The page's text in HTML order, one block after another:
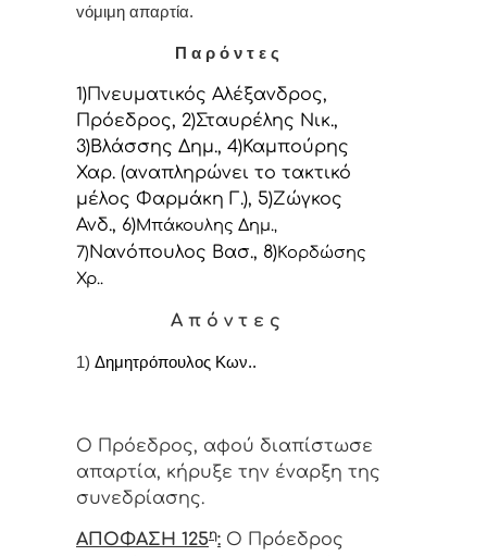
vόμιμη απαρτία.
Π α ρ ό ν τ ε ς
1)Πνευματικός Αλέξανδρος,
Πρόεδρoς, 2)Σταυρέλης Νικ.,
3)Βλάσσης Δημ., 4)Καμπούρης
Χαρ. (αναπληρώνει το τακτικό
μέλος Φαρμάκη Γ.), 5)Ζώγκος
Ανδ., 6)Μπάκουλης Δημ.,
7)Νανόπουλος Βασ., 8)Κορδώσης
Χρ..
Α π ό ν τ ε ς
1) Δημητρόπουλος Κων..
Ο Πρόεδρος, αφού διαπίστωσε
απαρτία, κήρυξε την έναρξη της
συνεδρίασης.
ΑΠΟΦΑΣΗ 125η: Ο Πρόεδρος